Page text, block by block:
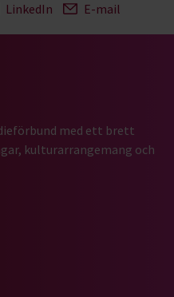
LinkedIn E-mail
med ett brett
kulturarrangemang och